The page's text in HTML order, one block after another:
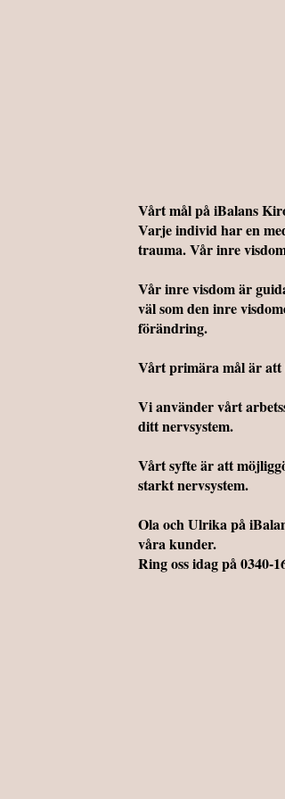
Vårt mål på iBalans
Varje individ har en
trauma. Vår inre
Vår inre visdom är
väl som den inre
förändring.
Vårt primära mål är att
Vi använder vårt
ditt nervsystem.
Vårt syfte är att
starkt nervsystem.
Ola och Ulrika på
våra kunder.
Ring oss idag på 0340-